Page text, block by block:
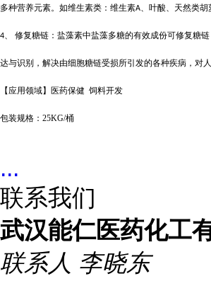
多种营养元素。如维生素类：维生素A、叶酸、天然类胡
4、 修复糖链：盐藻素中盐藻多糖的有效成份可修复糖
达与识别，解决由细胞糖链受损所引发的各种疾病，对
【应用领域】医药保健 饲料开发
包装规格： 25KG/桶
...
联系我们
武汉能仁医药化工
联系人 李晓东